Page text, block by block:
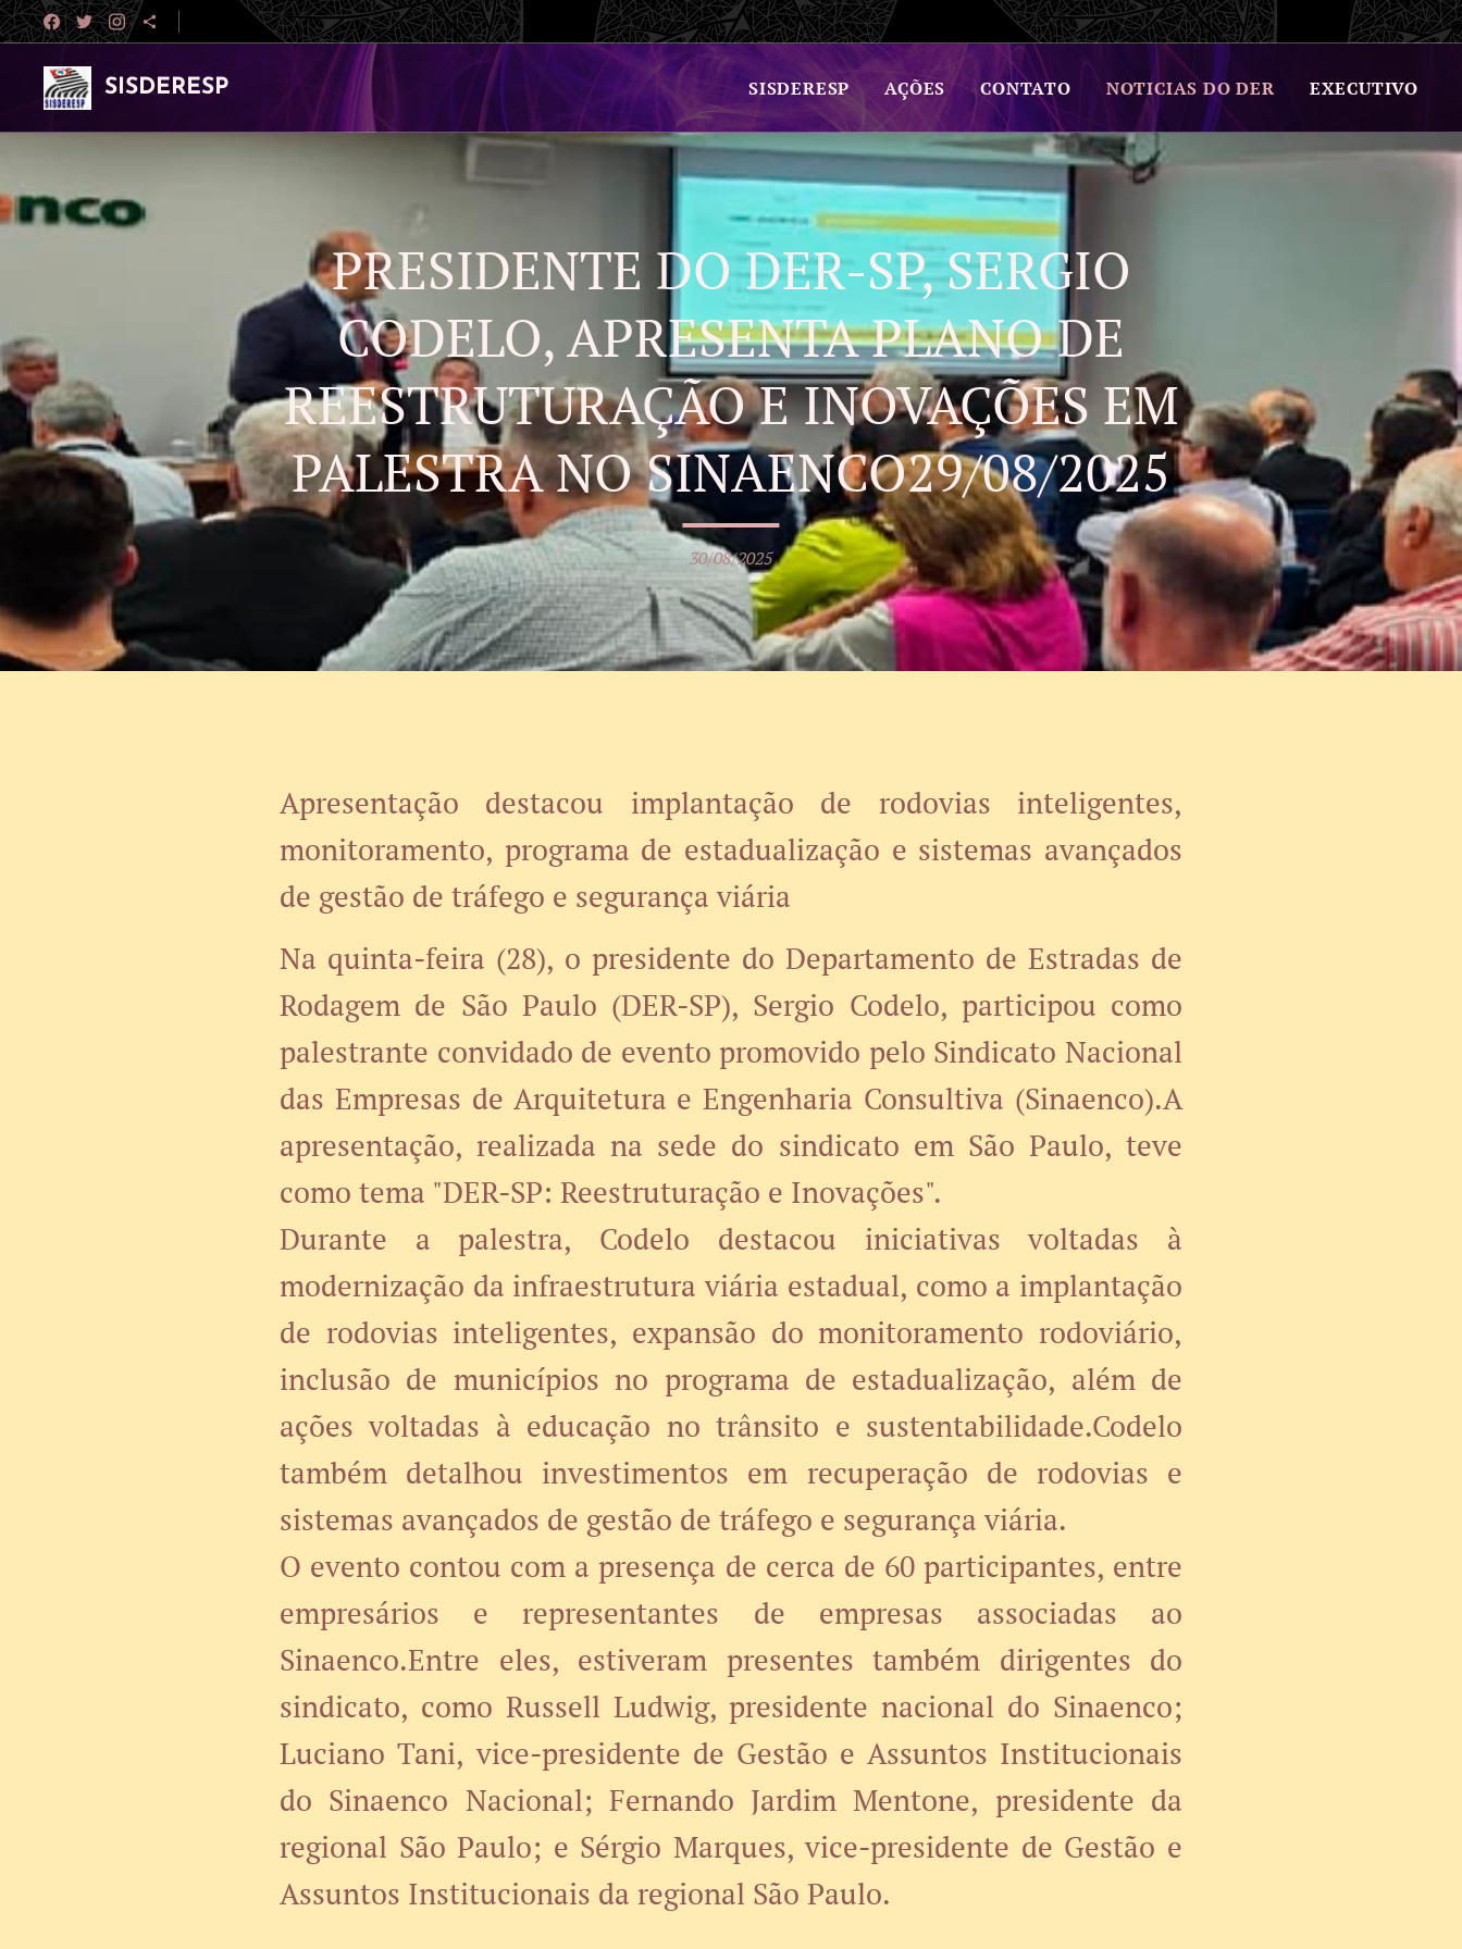
SISDERESP SISDERESP AÇÕES CONTATO NOTICIAS DO DER EXECUTIVO
PRESIDENTE DO DER-SP, SERGIO
CODELO, APRESENTA PLANO DE
REESTRUTURAÇÃO E INOVAÇÕES EM
PALESTRA NO SINAENCO29/08/2025
30/08/2025
Apresentação destacou implantação de rodovias inteligentes,
monitoramento, programa de estadualização e sistemas avançados
de gestão de tráfego e segurança viária
Na quinta-feira (28), o presidente do Departamento de Estradas de
Rodagem de São Paulo (DER-SP), Sergio Codelo, participou como
palestrante convidado de evento promovido pelo Sindicato Nacional
das Empresas de Arquitetura e Engenharia Consultiva (Sinaenco).A
apresentação, realizada na sede do sindicato em São Paulo, teve
como tema "DER-SP: Reestruturação e Inovações".
Durante a palestra, Codelo destacou iniciativas voltadas à
modernização da infraestrutura viária estadual, como a implantação
de rodovias inteligentes, expansão do monitoramento rodoviário,
inclusão de municípios no programa de estadualização, além de
ações voltadas à educação no trânsito e sustentabilidade.Codelo
também detalhou investimentos em recuperação de rodovias e
sistemas avançados de gestão de tráfego e segurança viária.
O evento contou com a presença de cerca de 60 participantes, entre
empresários e representantes de empresas associadas ao
Sinaenco.Entre eles, estiveram presentes também dirigentes do
sindicato, como Russell Ludwig, presidente nacional do Sinaenco;
Luciano Tani, vice-presidente de Gestão e Assuntos Institucionais
do Sinaenco Nacional; Fernando Jardim Mentone, presidente da
regional São Paulo; e Sérgio Marques, vice-presidente de Gestão e
Assuntos Institucionais da regional São Paulo.